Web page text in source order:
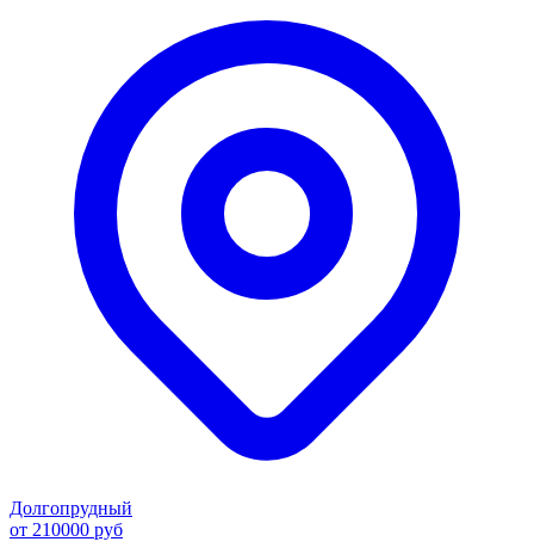
Долгопрудный
от 210000 руб